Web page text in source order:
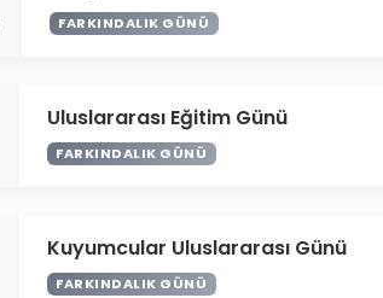
FARKINDALIK GÜNÜ
Uluslararası Eğitim Günü
FARKINDALIK GÜNÜ
Kuyumcular Uluslararası Günü
FARKINDALIK GÜNÜ